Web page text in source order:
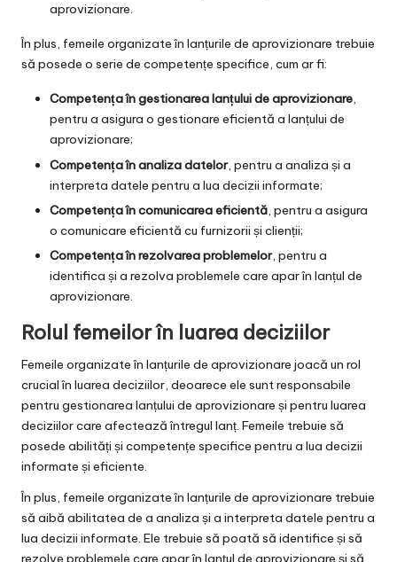
aprovizionare.
În plus, femeile organizate în lanțurile de aprovizionare trebuie
să posede o serie de competențe specifice, cum ar fi:
Competența în gestionarea lanțului de aprovizionare,
pentru a asigura o gestionare eficientă a lanțului de
aprovizionare;
Competența în analiza datelor, pentru a analiza și a
interpreta datele pentru a lua decizii informate;
Competența în comunicarea eficientă, pentru a asigura
o comunicare eficientă cu furnizorii și clienții;
Competența în rezolvarea problemelor, pentru a
identifica și a rezolva problemele care apar în lanțul de
aprovizionare.
Rolul femeilor în luarea deciziilor
Femeile organizate în lanțurile de aprovizionare joacă un rol
crucial în luarea deciziilor, deoarece ele sunt responsabile
pentru gestionarea lanțului de aprovizionare și pentru luarea
deciziilor care afectează întregul lanț. Femeile trebuie să
posede abilități și competențe specifice pentru a lua decizii
informate și eficiente.
În plus, femeile organizate în lanțurile de aprovizionare trebuie
să aibă abilitatea de a analiza și a interpreta datele pentru a
lua decizii informate. Ele trebuie să poată să identifice și să
rezolve problemele care apar în lanțul de aprovizionare și să